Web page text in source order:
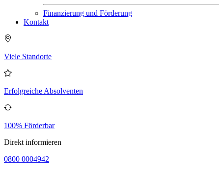
Finanzierung und Förderung
Kontakt
Viele Standorte
Erfolgreiche Absolventen
100% Förderbar
Direkt informieren
0800 0004942